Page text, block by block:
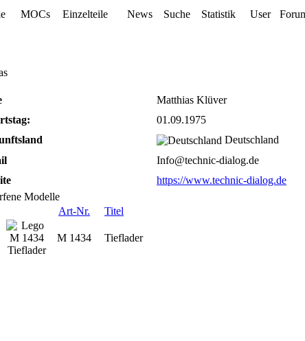
MOCs Einzelteile News Suche Statistik User
Matthias Klüver
01.09.1975
Deutschland
Info@technic-dialog.de
https://www.technic-dialog.de
Modelle
Art-Nr. Titel
M 1434 Tieflader